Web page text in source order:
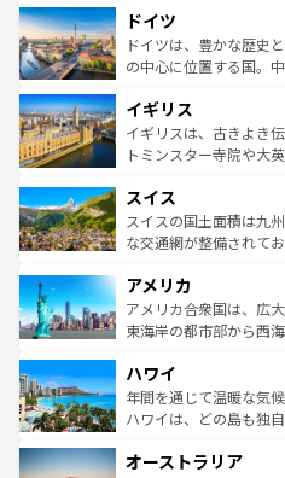
せる。地方によって風
ンテンツ一覧を参照し
で、幅広い魅力が詰ま
聖堂、美しいビーチ、
から魅了する。また、
いる。シャンパンの発
香り高いラベンダー畑
らに、パリ以外の地域
れる地方に足を運ぶと
きるだろう。
を参照してほしい。
ドイツ
ドイツは、豊かな歴史
の中心に位置する国。
顔を持つこの国は、ど
ルリンの文化的活気、
してライン川沿いのワ
は、お酒好きな人にはぜひ体験
ドイツ情報はコンテン
イギリス
イギリスは、古きよき
トミンスター寺院や大
リアごとに異なる魅力
ティー、ビール好きに
戦など、本場だからこ
ンツ一覧を参照してほし
スイス
スイスの国土面積は九
な交通網が整備されて
の建物がそのまま残る
博物館もあり、アルプ
ことができる。国民の
ば市内交通費無料で観光を
着のスイス情報はコン
アメリカ
アメリカ合衆国は、広
東海岸の都市部から西
のような巨大都市は、
ンメントが詰まった刺
西部には大自然が広が
部のニューオーリンズ
ハワイ
年間を通じて温暖な気
ハワイは、どの島も独
ワイ島は見逃せない。
オーストラリア